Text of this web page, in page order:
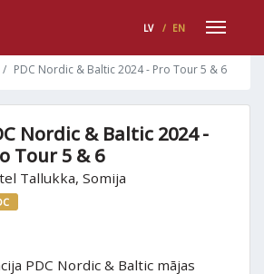
LV / EN
PDC Nordic & Baltic 2024 - Pro Tour 5 & 6
Nordic & Baltic 2024 -
Tour 5 & 6
Tallukka, Somija
PDC Nordic & Baltic mājas